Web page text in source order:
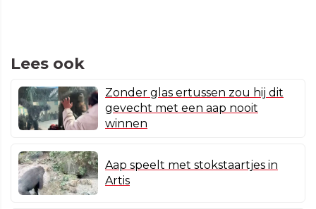
Lees ook
Zonder glas ertussen zou hij dit
gevecht met een aap nooit
winnen
Aap speelt met stokstaartjes in
Artis